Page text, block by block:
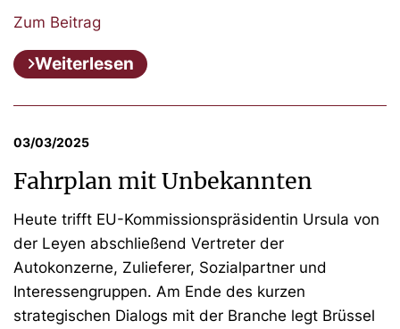
Zum Beitrag
Weiterlesen
03/03/2025
Fahrplan mit Unbekannten
Heute trifft EU-Kommissionspräsidentin Ursula von
der Leyen abschließend Vertreter der
Autokonzerne, Zulieferer, Sozialpartner und
Interessengruppen. Am Ende des kurzen
strategischen Dialogs mit der Branche legt Brüssel